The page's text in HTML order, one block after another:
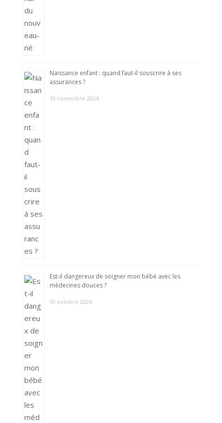
Naissance enfant : quand faut-il souscrire à ses
assurances ?
18 novembre 2024
Est-il dangereux de soigner mon bébé avec les
médecines douces ?
30 octobre 2024